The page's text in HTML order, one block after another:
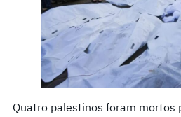
Quatro palestinos foram mortos